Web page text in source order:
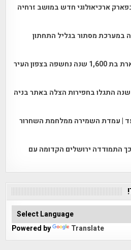
ארכיאולוגי חדש במושב זרחיה
במערכת מסתור בגליל התחתון
שרידי אחוזה שומרונית מפוארת בת 1,600 שנה נחשפה בצפון העיר
פתילות קדומות בנות 4,000 שנה התגלו בחפירות הצלה באתר בניה
| עמדת השמירה ממלחמת השחרור
התמודדה ירושלים הקדומה עם
Powered by Translate